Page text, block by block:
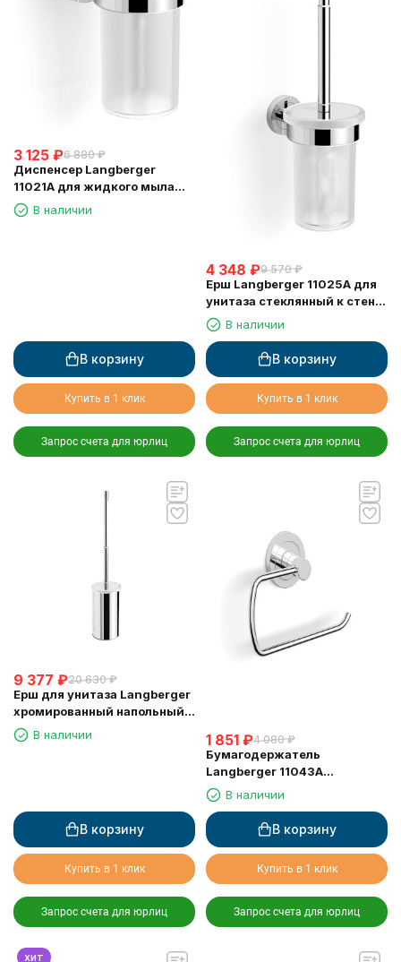
3 125 ₽6 880 ₽
Диспенсер Langberger
11021A для жидкого мыла
стеклянный к стене круглый
В наличии
В корзину
Купить в 1 клик
Запрос счета для юрлиц
4 348 ₽9 570 ₽
Ерш Langberger 11025A для
унитаза стеклянный к стене
круглый
В наличии
В корзину
Купить в 1 клик
Запрос счета для юрлиц
9 377 ₽20 630 ₽
Ерш для унитаза Langberger
хромированный напольный
23027BВ наличии
В корзину
Купить в 1 клик
Запрос счета для юрлиц
1 851 ₽4 080 ₽
Бумагодержатель
Langberger 11043A
туалетной бумаги без
крышки квадратный
В наличии
В корзину
Купить в 1 клик
Запрос счета для юрлиц
хит